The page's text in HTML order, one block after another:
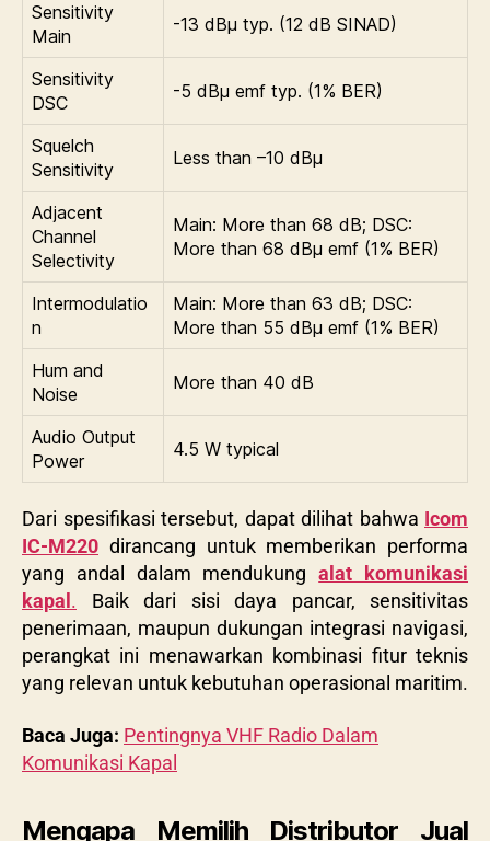
Sensitivity
Main
-13 dBµ typ. (12 dB SINAD)
Sensitivity
DSC
-5 dBµ emf typ. (1% BER)
Squelch
Sensitivity
Less than –10 dBμ
Adjacent
Channel
Selectivity
Main: More than 68 dB; DSC:
More than 68 dBμ emf (1% BER)
Intermodulatio
n
Main: More than 63 dB; DSC:
More than 55 dBμ emf (1% BER)
Hum and
Noise
More than 40 dB
Audio Output
Power
4.5 W typical
Dari spesifikasi tersebut, dapat dilihat bahwa Icom
IC-M220 dirancang untuk memberikan performa
yang andal dalam mendukungalat komunikasi
kapal . Baik dari sisi daya pancar, sensitivitas
penerimaan, maupun dukungan integrasi navigasi,
perangkat ini menawarkan kombinasi fitur teknis
yang relevan untuk kebutuhan operasional maritim.
Baca Juga: Pentingnya VHF Radio Dalam
Komunikasi Kapal
Mengapa Memilih Distributor Jual